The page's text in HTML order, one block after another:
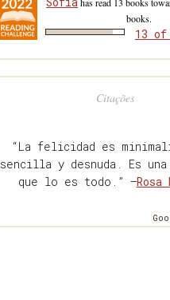
books.
13 of
Citações
“La felicidad es
sencilla y desnuda. Es
que lo es todo.” —Rosa